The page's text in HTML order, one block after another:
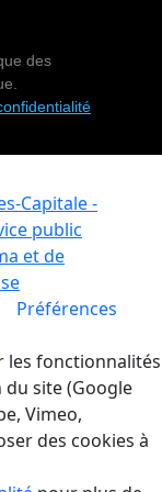
des
Capitale -
public
et de
Préférences
les fonctionnalités
site (Google
Vimeo,
des cookies à